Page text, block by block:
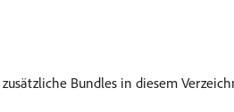
Bundles in diesem